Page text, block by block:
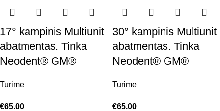
17° kampinis Multiunit
abatmentas. Tinka
Neodent® GM®
Turime
€65.00
30° kampinis Multiunit
abatmentas. Tinka
Neodent® GM®
Turime
€65.00